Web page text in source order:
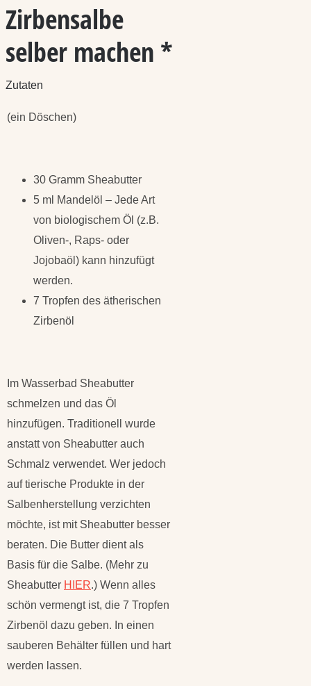
Zirbensalbe
selber machen *
Zutaten
(ein Döschen)
30 Gramm Sheabutter
5 ml Mandelöl – Jede Art
von biologischem Öl (z.B.
Oliven-, Raps- oder
Jojobaöl) kann hinzufügt
werden.
7 Tropfen des ätherischen
Zirbenöl
Im Wasserbad Sheabutter
schmelzen und das Öl
hinzufügen. Traditionell wurde
anstatt von Sheabutter auch
Schmalz verwendet. Wer jedoch
auf tierische Produkte in der
Salbenherstellung verzichten
möchte, ist mit Sheabutter besser
beraten. Die Butter dient als
Basis für die Salbe. (Mehr zu
Sheabutter HIER.) Wenn alles
schön vermengt ist, die 7 Tropfen
Zirbenöl dazu geben. In einen
sauberen Behälter füllen und hart
werden lassen.